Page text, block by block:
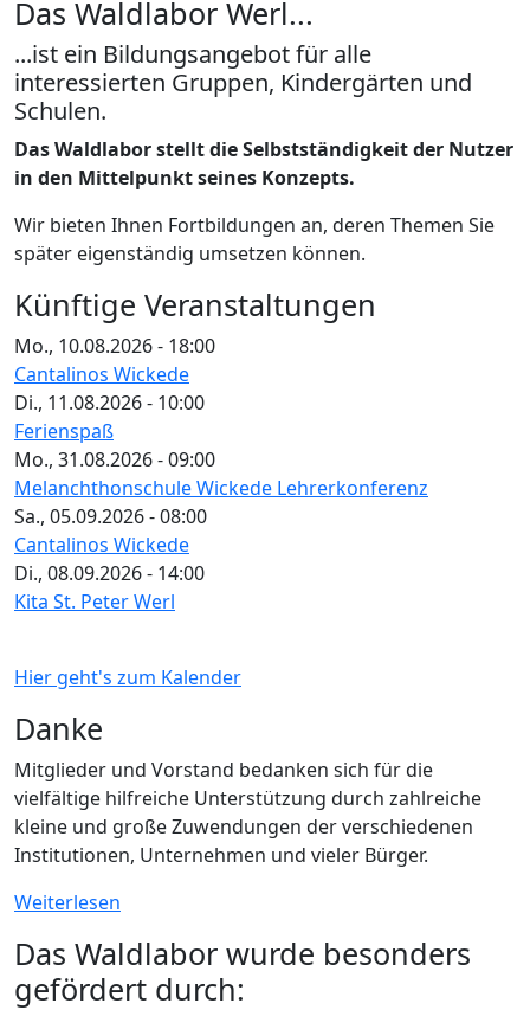
Das Waldlabor Werl...
...ist ein Bildungsangebot für alle
interessierten Gruppen, Kindergärten und
Schulen.
Das Waldlabor stellt die Selbstständigkeit der Nutzer
in den Mittelpunkt seines Konzepts.
Wir bieten Ihnen Fortbildungen an, deren Themen Sie
später eigenständig umsetzen können.
Künftige Veranstaltungen
Mo., 10.08.2026 - 18:00
Cantalinos Wickede
Di., 11.08.2026 - 10:00
Ferienspaß
Mo., 31.08.2026 - 09:00
Melanchthonschule Wickede Lehrerkonferenz
Sa., 05.09.2026 - 08:00
Cantalinos Wickede
Di., 08.09.2026 - 14:00
Kita St. Peter Werl
Hier geht's zum Kalender
Danke
Mitglieder und Vorstand bedanken sich für die
vielfältige hilfreiche Unterstützung durch zahlreiche
kleine und große Zuwendungen der verschiedenen
Institutionen, Unternehmen und vieler Bürger.
Weiterlesen
Das Waldlabor wurde besonders
gefördert durch: